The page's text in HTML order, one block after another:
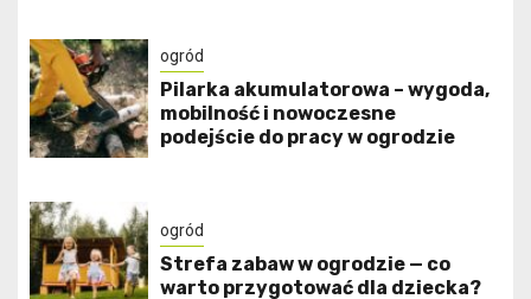
ogród
Pilarka akumulatorowa – wygoda,
mobilność i nowoczesne
podejście do pracy w ogrodzie
ogród
Strefa zabaw w ogrodzie — co
warto przygotować dla dziecka?